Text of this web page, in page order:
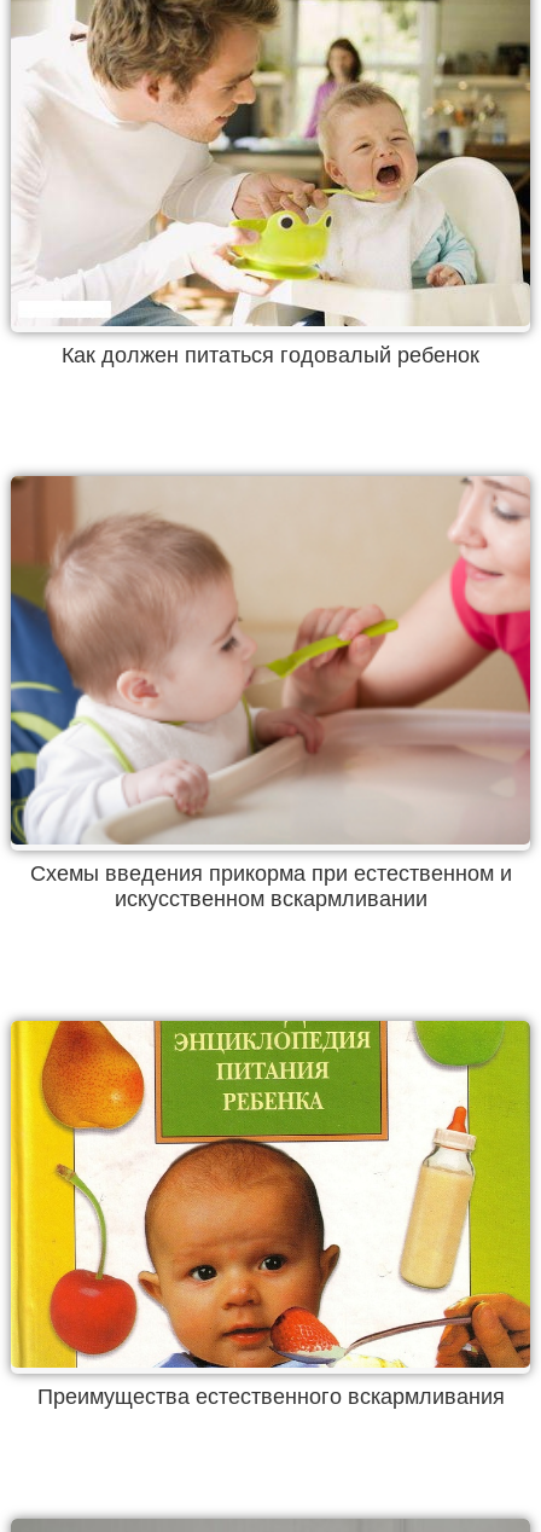
Как должен питаться годовалый ребенок
Схемы введения прикорма при естественном и
искусственном вскармливании
Преимущества естественного вскармливания